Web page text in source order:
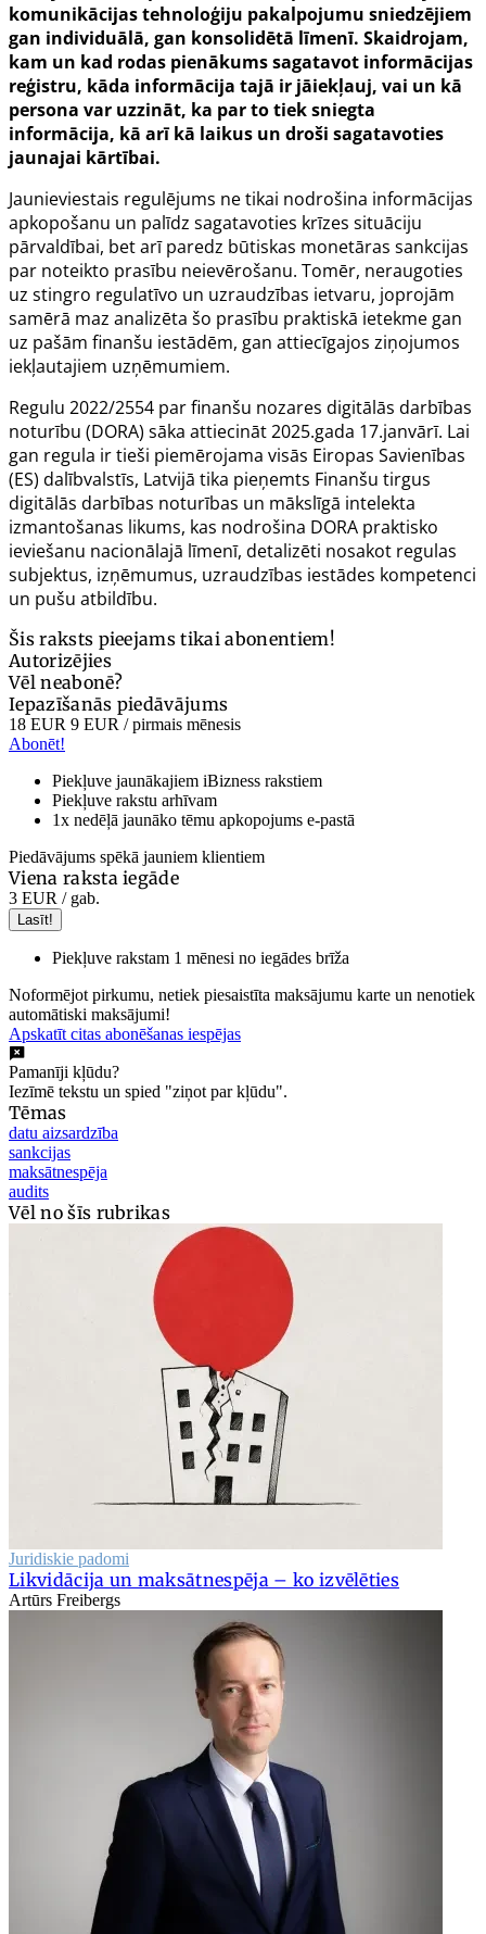
komunikācijas tehnoloģiju pakalpojumu sniedzējiem
gan individuālā, gan konsolidētā līmenī. Skaidrojam,
kam un kad rodas pienākums sagatavot informācijas
reģistru, kāda informācija tajā ir jāiekļauj, vai un kā
persona var uzzināt, ka par to tiek sniegta
informācija, kā arī kā laikus un droši sagatavoties
jaunajai kārtībai.
Jaunieviestais regulējums ne tikai nodrošina informācijas
apkopošanu un palīdz sagatavoties krīzes situāciju
pārvaldībai, bet arī paredz būtiskas monetāras sankcijas
par noteikto prasību neievērošanu. Tomēr, neraugoties
uz stingro regulatīvo un uzraudzības ietvaru, joprojām
samērā maz analizēta šo prasību praktiskā ietekme gan
uz pašām finanšu iestādēm, gan attiecīgajos ziņojumos
iekļautajiem uzņēmumiem.
Regulu 2022/2554 par finanšu nozares digitālās darbības
noturību (DORA) sāka attiecināt 2025.gada 17.janvārī. Lai
gan regula ir tieši piemērojama visās Eiropas Savienības
(ES) dalībvalstīs, Latvijā tika pieņemts Finanšu tirgus
digitālās darbības noturības un mākslīgā intelekta
izmantošanas likums, kas nodrošina DORA praktisko
ieviešanu nacionālajā līmenī, detalizēti nosakot regulas
subjektus, izņēmumus, uzraudzības iestādes kompetenci
un pušu atbildību.
Šis raksts pieejams tikai abonentiem!
Autorizējies
Vēl neabonē?
Iepazīšanās piedāvājums
18 EUR 9 EUR / pirmais mēnesis
Abonēt!
Piekļuve jaunākajiem iBizness rakstiem
Piekļuve rakstu arhīvam
1x nedēļā jaunāko tēmu apkopojums e-pastā
Piedāvājums spēkā jauniem klientiem
Viena raksta iegāde
3 EUR / gab.
Lasīt!
Piekļuve rakstam 1 mēnesi no iegādes brīža
Noformējot pirkumu, netiek piesaistīta maksājumu karte un nenotiek
automātiski maksājumi!
Apskatīt citas abonēšanas iespējas
Pamanīji kļūdu?
Iezīmē tekstu un spied "ziņot par kļūdu".
Tēmas
datu aizsardzība
sankcijas
maksātnespēja
audits
Vēl no šīs rubrikas
Juridiskie padomi
Likvidācija un maksātnespēja – ko izvēlēties
Artūrs Freibergs